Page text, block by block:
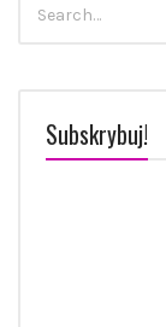
Subskrybuj!